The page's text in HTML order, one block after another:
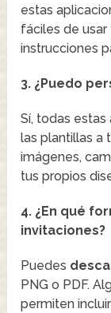
estas
fáciles de
instrucciones
3. ¿Puedo
Sí, todas
las plantillas a
imágenes,
tus propios
4. ¿En qué
invitaciones?
Puedes
PNG o PDF.
permiten